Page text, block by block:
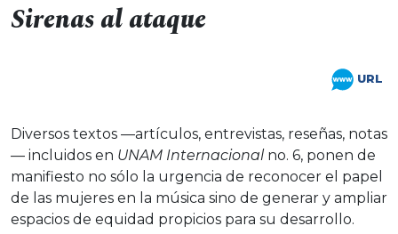
Sirenas al ataque
URL
Diversos textos —artículos, entrevistas, reseñas, notas
— incluidos en UNAM Internacionalno. 6, ponen de
manifiesto no sólo la urgencia de reconocer el papel
de las mujeres en la música sino de generar y ampliar
espacios de equidad propicios para su desarrollo.